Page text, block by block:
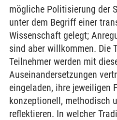
mögliche Politisierung der
unter dem Begriff einer
Wissenschaft gelegt;
sind aber willkommen. Die
Teilnehmer werden mit
Auseinandersetzungen
eingeladen, ihre jeweiligen
konzeptionell, methodisch
reflektieren. In welcher